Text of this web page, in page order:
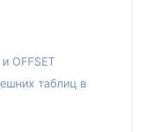
OFFSET
таблиц в